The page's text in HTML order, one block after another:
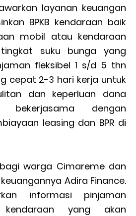
layanan keuangan
BPKB kendaraan baik
mobil atau kendaraan
suku bunga yang
fleksibel 1 s/d 5 thn
cepat 2-3 hari kerja untuk
dan keperluan dana
dengan
leasing dan BPR di
bagi warga Cimareme dan
Adira Finance.
informasi pinjaman
kendaraan yang akan